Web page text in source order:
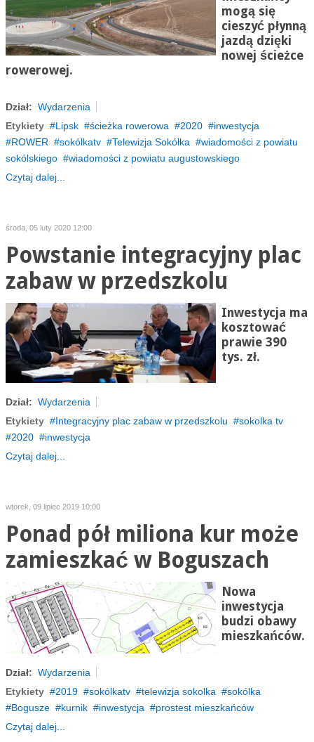
mogą się
cieszyć płynną
jazdą dzięki
nowej ścieżce
rowerowej.
Dział: Wydarzenia
Etykiety
Lipsk ścieżka rowerowa 2020
inwestycja
ROWER
sokólkatv Telewizja Sokółka
wiadomości z powiatu
sokólskiego
wiadomości z powiatu augustowskiego
Czytaj dalej...
środa, 05 luty 2020 12:00
Powstanie integracyjny plac
zabaw w przedszkolu
Inwestycja ma
kosztować
prawie 390
tys. zł.
Dział: Wydarzenia
Etykiety
Integracyjny plac zabaw w przedszkolu
sokolka tv
2020
inwestycja
Czytaj dalej...
wtorek, 09 lipiec 2019 10:00
Ponad pół miliona kur może
zamieszkać w Boguszach
Nowa
inwestycja
budzi obawy
mieszkańców.
Dział: Wydarzenia
Etykiety
2019 sokólkatv telewizja sokolka
sokólka
Bogusze
kurnik inwestycja
prostest mieszkańców
Czytaj dalej...